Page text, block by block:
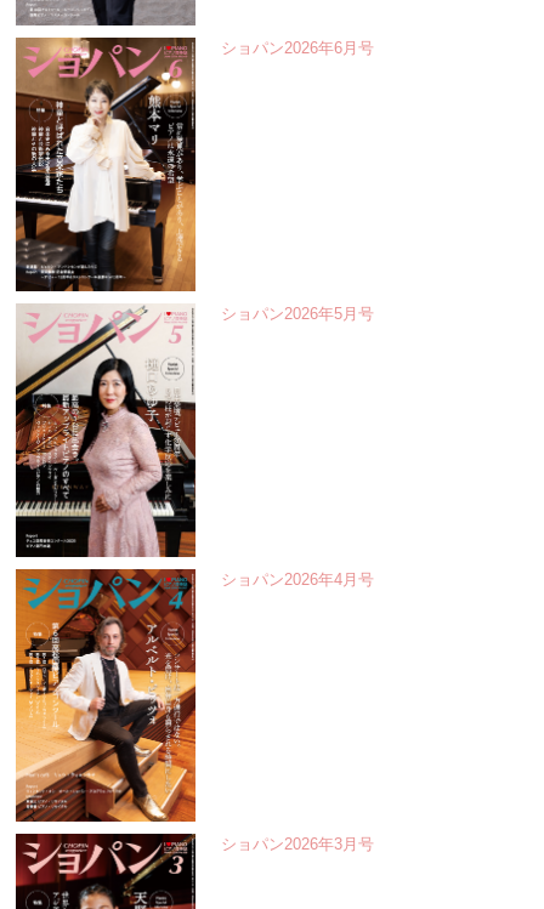
ショパン2026年6月号
ショパン2026年5月号
ショパン2026年4月号
ショパン2026年3月号